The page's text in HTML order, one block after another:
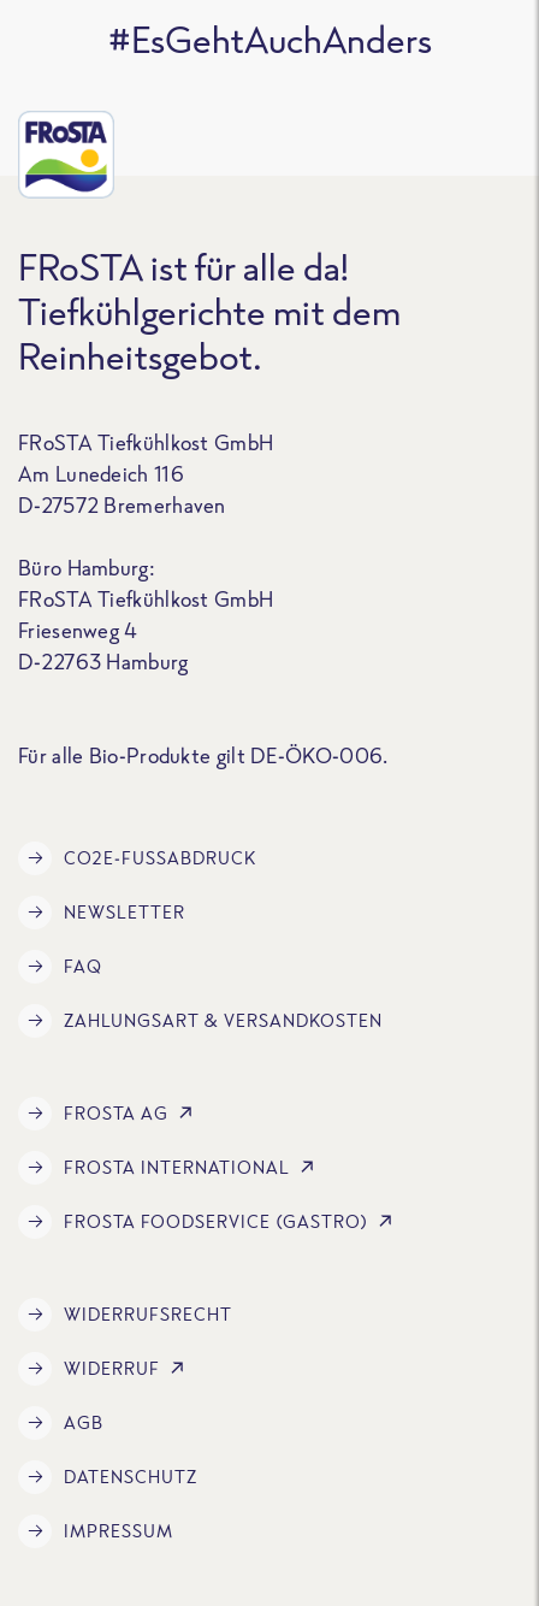
#EsGehtAuchAnders
FRoSTA ist für alle da!
Tiefkühlgerichte mit dem
Reinheitsgebot.
FRoSTA Tiefkühlkost GmbH
Am Lunedeich 116
D-27572 Bremerhaven
Büro Hamburg:
FRoSTA Tiefkühlkost GmbH
Friesenweg 4
D-22763 Hamburg
Für alle Bio-Produkte gilt DE-ÖKO-006.
CO2E-FUSSABDRUCK
NEWSLETTER
FAQ
ZAHLUNGSART & VERSANDKOSTEN
FROSTA AG
FROSTA INTERNATIONAL
FROSTA FOODSERVICE (GASTRO)
WIDERRUFSRECHT
WIDERRUF
AGB
DATENSCHUTZ
IMPRESSUM